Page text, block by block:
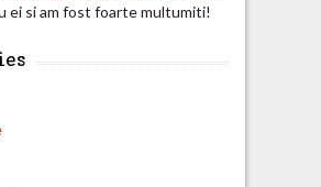
ei si am fost foarte multumiti!